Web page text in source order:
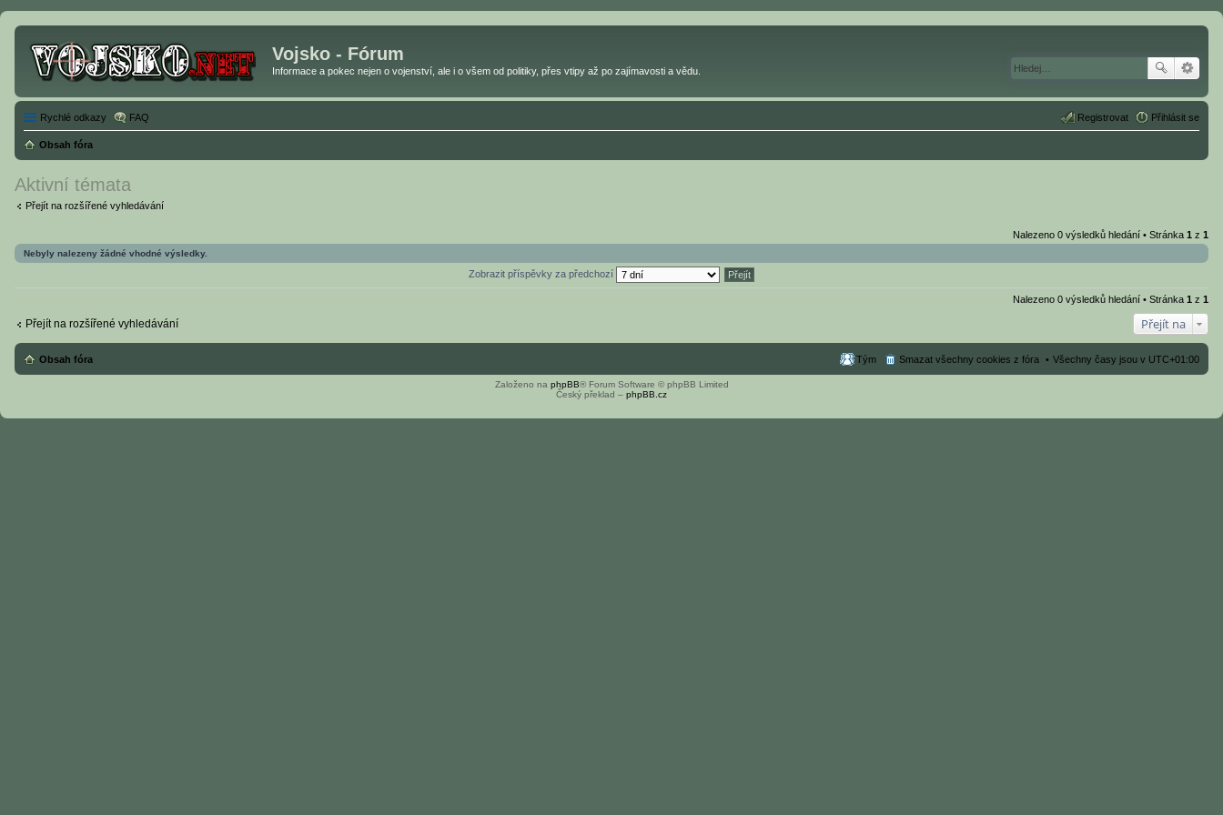
Vojsko - Fórum
Informace a pokec nejen o vojenství, ale i o všem od politiky, přes vtipy až po zajímavosti a vědu.
Rychlé odkazy FAQ Přihlásit se
Registrovat
Obsah fóra
Aktivní témata
Přejít na rozšířené vyhledávání
Nalezeno 0 výsledků hledání • Stránka 1 z 1
Nebyly nalezeny žádné vhodné výsledky.
Zobrazit příspěvky za předchozí
Nalezeno 0 výsledků hledání • Stránka 1 z 1
Přejít na rozšířené vyhledávání Přejít na
Obsah fóra Všechny časy jsou v UTC+01:00
Smazat všechny cookies z fóra
Tým
Založeno na phpBB® Forum Software © phpBB Limited
Český překlad – phpBB.cz